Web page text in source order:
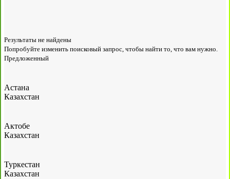
Результаты не найдены
Попробуйте изменить поисковый запрос, чтобы найти то, что вам нужно.
Предложенный
Астана
Казахстан
Актобе
Казахстан
Туркестан
Казахстан